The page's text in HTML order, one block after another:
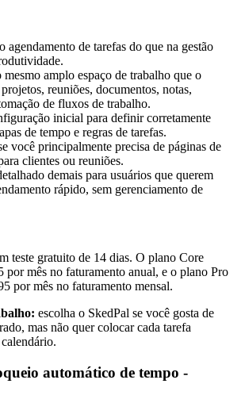
agendamento de tarefas do que na gestão
mesmo amplo espaço de trabalho que o
reuniões, documentos, notas,
de fluxos de trabalho.
inicial para definir corretamente
de tempo e regras de tarefas.
você principalmente precisa de páginas de
clientes ou reuniões.
demais para usuários que querem
rápido, sem gerenciamento de
teste gratuito de 14 dias. O plano Core
por mês no faturamento anual, e o plano Pro
por mês no faturamento mensal.
escolha o SkedPal se você gosta de
mas não quer colocar cada tarefa
automático de tempo -